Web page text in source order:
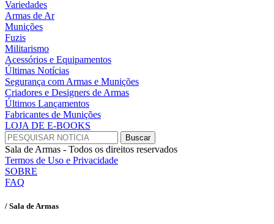
Variedades
Armas de Ar
Munições
Fuzis
Militarismo
Acessórios e Equipamentos
Últimas Notícias
Segurança com Armas e Munições
Criadores e Designers de Armas
Últimos Lançamentos
Fabricantes de Munições
LOJA DE E-BOOKS
Sala de Armas - Todos os direitos reservados
Termos de Uso e Privacidade
SOBRE
FAQ
/ Sala de Armas